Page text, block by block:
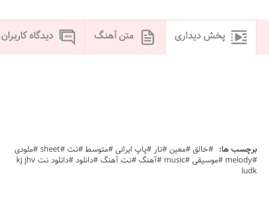
پخش دیداری متن آهنگ دیدگاه کاربران
برچسب ها:
#خالق #معین #تار #پاپ ایرانی #متوسط #نت #sheet #ملودی
#melody #موسیقی #music #آهنگ #نت آهنگ #دانلود #دانلود نت kj jhv
ludk